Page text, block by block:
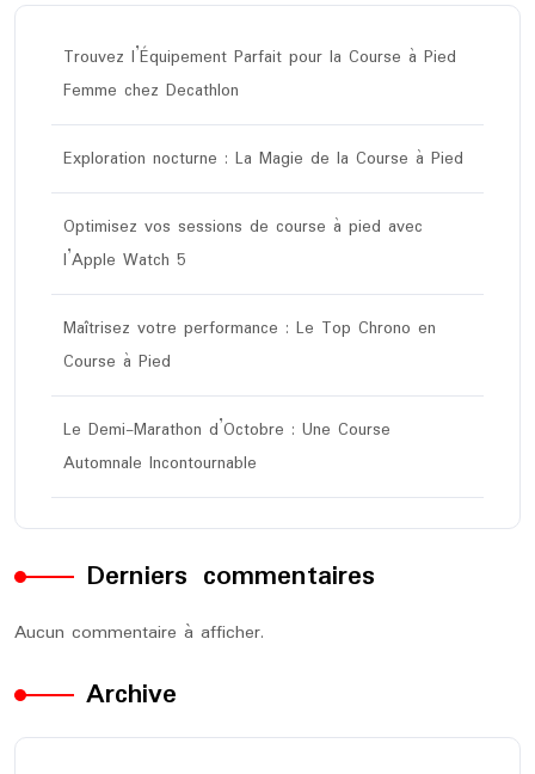
Trouvez l’Équipement Parfait pour la Course à Pied
Femme chez Decathlon
Exploration nocturne : La Magie de la Course à Pied
Optimisez vos sessions de course à pied avec
l’Apple Watch 5
Maîtrisez votre performance : Le Top Chrono en
Course à Pied
Le Demi-Marathon d’Octobre : Une Course
Automnale Incontournable
Derniers commentaires
Aucun commentaire à afficher.
Archive